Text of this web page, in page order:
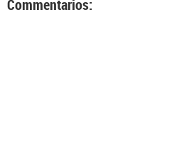
Commentarios: